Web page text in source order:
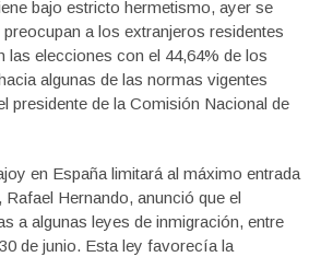
bajo estricto hermetismo, ayer se
a los extranjeros residentes
las elecciones con el 44,64% de los
algunas de las normas vigentes
presidente de la Comisión Nacional de
en España limitará al máximo entrada
Hernando, anunció que el
a algunas leyes de inmigración, entre
de junio. Esta ley favorecía la